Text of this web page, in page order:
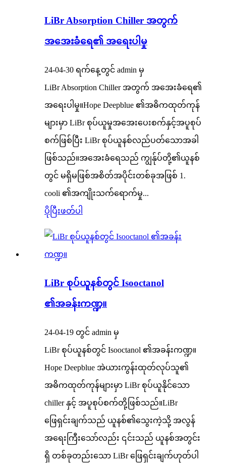
LiBr Absorption Chiller အတွက်
အအေးခံရေ၏ အရေးပါမှု
24-04-30 ရက်နေ့တွင် admin မှ
LiBr Absorption Chiller အတွက် အအေးခံရေ၏
အရေးပါမှု။Hope Deepblue ၏အဓိကထုတ်ကုန်
များမှာ LiBr စုပ်ယူမှုအအေးပေးစက်နှင့်အပူစုပ်
စက်ဖြစ်ပြီး LiBr စုပ်ယူနစ်လည်ပတ်သောအခါ
ဖြစ်သည်။အအေးခံရေသည် ကျွန်ုပ်တို့၏ယူနစ်
တွင် မရှိမဖြစ်အစိတ်အပိုင်းတစ်ခုအဖြစ် 1.
cooli ၏အကျိုးသက်ရောက်မှု...
ပိုပြီးဖတ်ပါ
LiBr စုပ်ယူနစ်တွင် Isooctanol
၏အခန်းကဏ္ဍ။
24-04-19 တွင် admin မှ
LiBr စုပ်ယူနစ်တွင် Isooctanol ၏အခန်းကဏ္ဍ။
Hope Deepblue အဲယားကွန်းထုတ်လုပ်သူ၏
အဓိကထုတ်ကုန်များမှာ LiBr စုပ်ယူနိုင်သော
chiller နှင့် အပူစုပ်စက်တို့ဖြစ်သည်။LiBr
ဖြေရှင်းချက်သည် ယူနစ်၏သွေးကဲ့သို့ အလွန်
အရေးကြီးသော်လည်း ၎င်းသည် ယူနစ်အတွင်း
ရှိ တစ်ခုတည်းသော LiBr ဖြေရှင်းချက်ဟုတ်ပါ